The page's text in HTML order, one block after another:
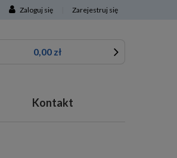
Zaloguj się Zarejestruj się
0,00 zł
Kontakt